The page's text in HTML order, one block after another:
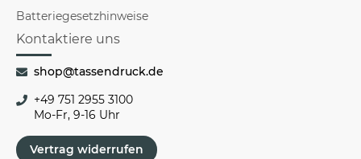
Batteriegesetzhinweise
Kontaktiere uns
shop@tassendruck.de
+49 751 2955 3100
Mo-Fr, 9-16 Uhr
Vertrag widerrufen